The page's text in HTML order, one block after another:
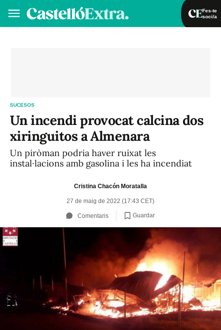
Fes-te
soci/a
SUCESOS
Un incendi provocat calcina dos
xiringuitos a Almenara
Un piròman podria haver ruixat les
instal·lacions amb gasolina i les ha incendiat
Cristina Chacón Moratalla
27 de maig de 2022 (17:43 CET)
Comentaris Guardar